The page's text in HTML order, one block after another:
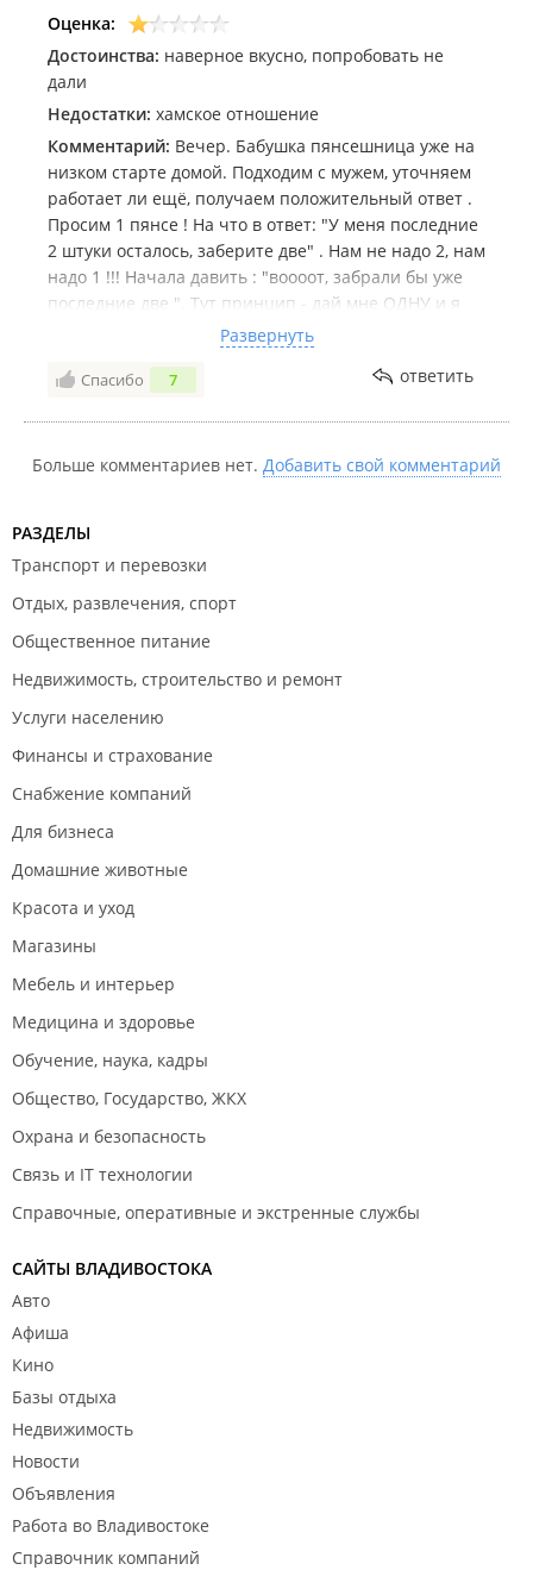
Оценка:
Достоинства: наверное вкусно, попробовать не
дали
Недостатки: хамское отношение
Комментарий: Вечер. Бабушка пянсешница уже на
низком старте домой. Подходим с мужем, уточняем
работает ли ещё, получаем положительный ответ .
Просим 1 пянсе ! На что в ответ: "У меня последние
2 штуки осталось, заберите две" . Нам не надо 2, нам
надо 1 !!! Начала давить : "воооот, забрали бы уже
последние две ". Тут принцип - дай мне ОДНУ и я
пошла ! В этот момент подходит ещё клиент ,
говорит есть пянсе ? На что бабуля в ответ : сколько
вам надо ? На что клиент говорит "два" . И та просто
принципе отдает этому клиенту два пянсе . На мой
Сервис оставляет желать лучшего. . Я б устроила
там такой бы скандал если бы она не была
Развернуть
Спасибо 7 ответить
Больше комментариев нет. Добавить свой комментарий
РАЗДЕЛЫ
Транспорт и перевозки
Отдых, развлечения, спорт
Общественное питание
Недвижимость, строительство и ремонт
Услуги населению
Финансы и страхование
Снабжение компаний
Для бизнеса
Домашние животные
Красота и уход
Магазины
Мебель и интерьер
Медицина и здоровье
Обучение, наука, кадры
Общество, Государство, ЖКХ
Охрана и безопасность
Связь и IT технологии
Справочные, оперативные и экстренные службы
САЙТЫ ВЛАДИВОСТОКА
Авто
Афиша
Кино
Базы отдыха
Недвижимость
Новости
Объявления
Работа во Владивостоке
Справочник компаний